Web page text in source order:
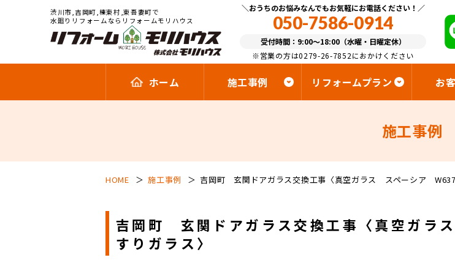
渋川市,吉岡町,榛東村,東吾妻町で
水廻りリフォームならリフォームモリハウス
おうちのお悩みなんでもお気軽にお電話ください！
050-7586-0914
受付時間：9:00～18:00（水曜・日曜定休）
※営業の方は0279-26-7852におかけください
ホーム 施工事例 リフォームプラン お
施工事例
HOME 施工事例 吉岡町 玄関ドアガラス交換工事〈真空ガラス スペーシア
吉岡町 玄関ドアガラス交換工事〈真空
すりガラス〉